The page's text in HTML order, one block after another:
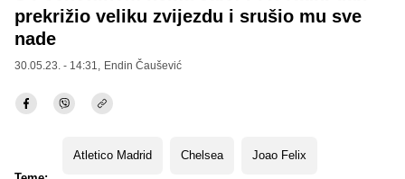
prekrižio veliku zvijezdu i srušio mu sve
nade
30.05.23. - 14:31, Endin Čaušević
Atletico Madrid Chelsea Joao Felix